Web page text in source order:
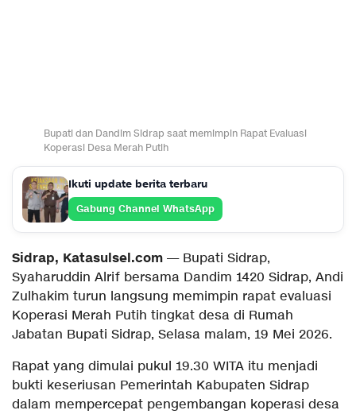
Bupati dan Dandim Sidrap saat memimpin Rapat Evaluasi
Koperasi Desa Merah Putih
Ikuti update berita terbaru
Gabung Channel WhatsApp
Sidrap, Katasulsel.com — Bupati Sidrap,
Syaharuddin Alrif bersama Dandim 1420 Sidrap, Andi
Zulhakim turun langsung memimpin rapat evaluasi
Koperasi Merah Putih tingkat desa di Rumah
Jabatan Bupati Sidrap, Selasa malam, 19 Mei 2026.
Rapat yang dimulai pukul 19.30 WITA itu menjadi
bukti keseriusan Pemerintah Kabupaten Sidrap
dalam mempercepat pengembangan koperasi desa